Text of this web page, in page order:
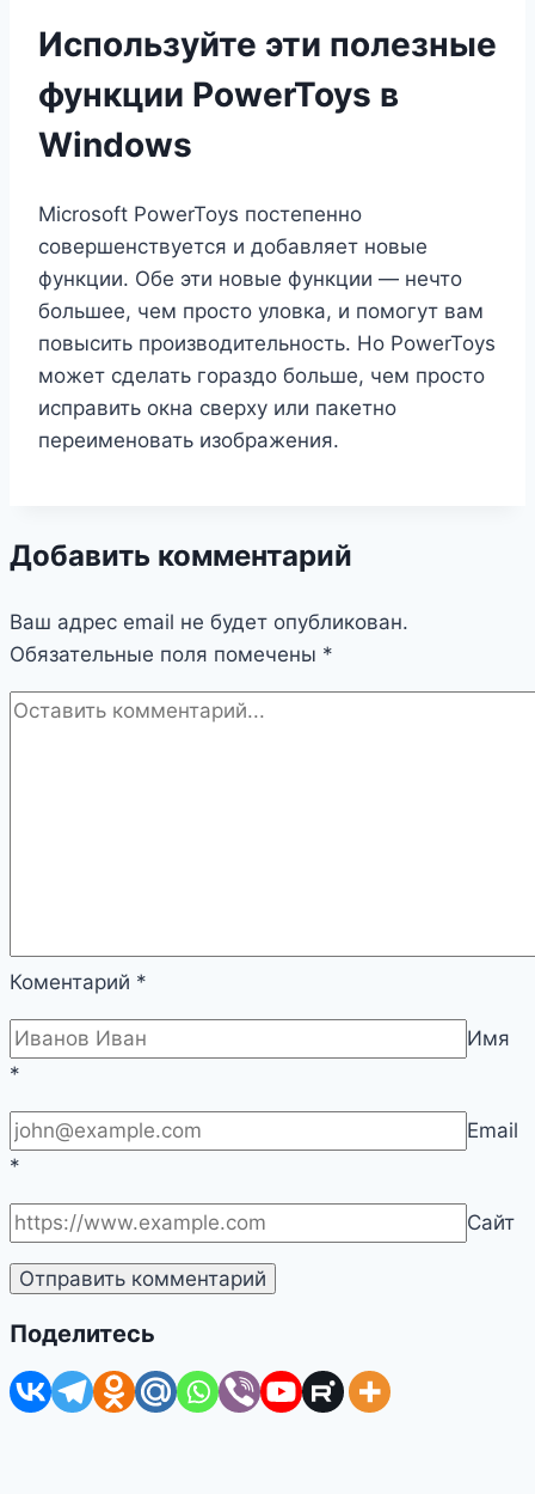
Используйте эти полезные
функции PowerToys в
Windows
Microsoft PowerToys постепенно
совершенствуется и добавляет новые
функции. Обе эти новые функции — нечто
большее, чем просто уловка, и помогут вам
повысить производительность. Но PowerToys
может сделать гораздо больше, чем просто
исправить окна сверху или пакетно
переименовать изображения.
Добавить комментарий
Ваш адрес email не будет опубликован.
Обязательные поля помечены *
Коментарий *
Имя
*
Email
*
Сайт
Поделитесь